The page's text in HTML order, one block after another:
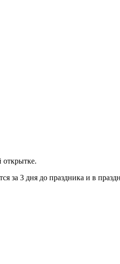
открытке.
за 3 дня до праздника и в